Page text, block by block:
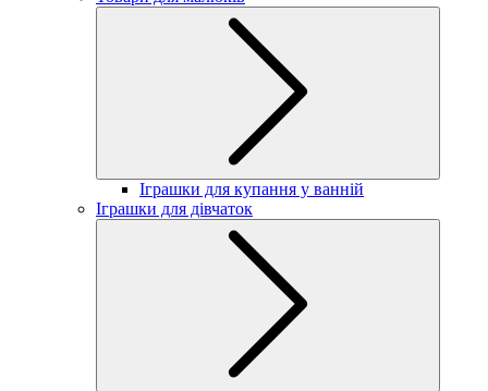
Іграшки для купання у ванній
Іграшки для дівчаток